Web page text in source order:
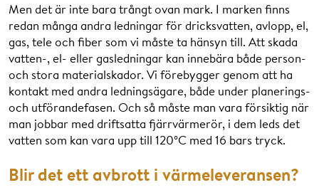
Men det är inte bara trångt ovan mark. I marken finns
redan många andra ledningar för dricksvatten, avlopp, el,
gas, tele och fiber som vi måste ta hänsyn till. Att skada
vatten-, el- eller gasledningar kan innebära både person-
och stora materialskador. Vi förebygger genom att ha
kontakt med andra ledningsägare, både under planerings-
och utförandefasen. Och så måste man vara försiktig när
man jobbar med driftsatta fjärrvärmerör, i dem leds det
vatten som kan vara upp till 120°C med 16 bars tryck.
Blir det ett avbrott i värmeleveransen?